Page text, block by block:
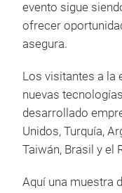
evento sigue
ofrecer
asegura.
Los visitantes a la
nuevas
desarrollado
Unidos, Turquía,
Taiwán, Brasil y el
Aquí una muestra